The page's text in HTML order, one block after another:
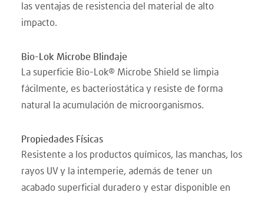
las ventajas de resistencia del material de alto
impacto.
Bio-Lok Microbe Blindaje
La superficie Bio-Lok® Microbe Shield se limpia
fácilmente, es bacteriostática y resiste de forma
natural la acumulación de microorganismos.
Propiedades Físicas
Resistente a los productos químicos, las manchas, los
rayos UV y la intemperie, además de tener un
acabado superficial duradero y estar disponible en